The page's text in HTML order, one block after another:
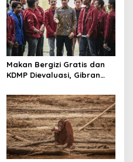
Makan Bergizi Gratis dan
KDMP Dievaluasi, Gibran
Diperbaiki